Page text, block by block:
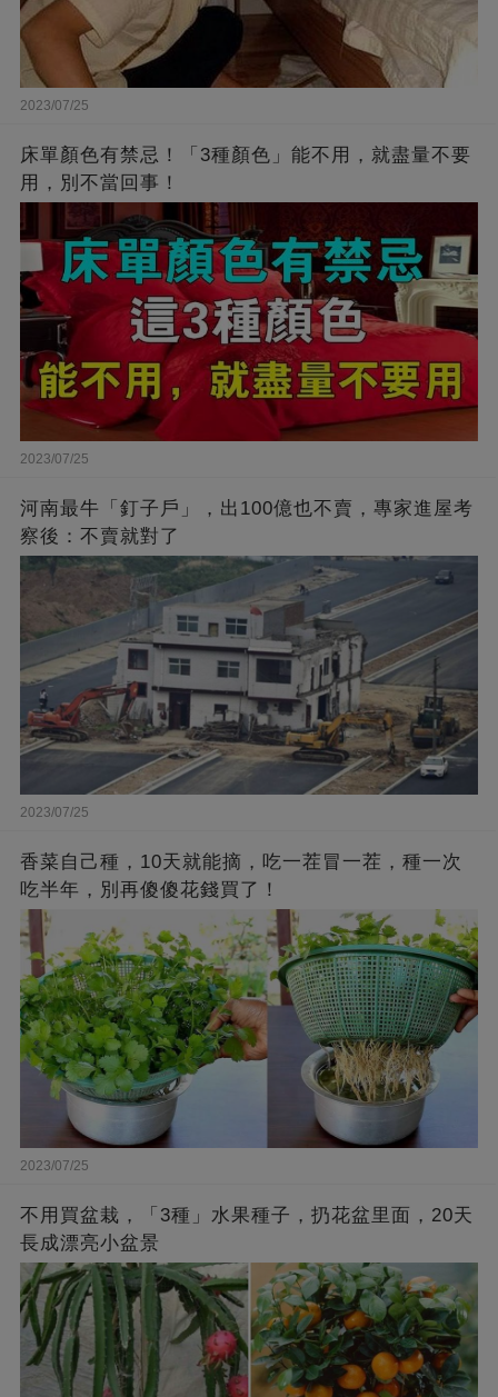
2023/07/25
床單顏色有禁忌！「3種顏色」能不用，就盡量不要
用，別不當回事！
2023/07/25
河南最牛「釘子戶」，出100億也不賣，專家進屋考
察後：不賣就對了
2023/07/25
香菜自己種，10天就能摘，吃一茬冒一茬，種一次
吃半年，別再傻傻花錢買了！
2023/07/25
不用買盆栽，「3種」水果種子，扔花盆里面，20天
長成漂亮小盆景